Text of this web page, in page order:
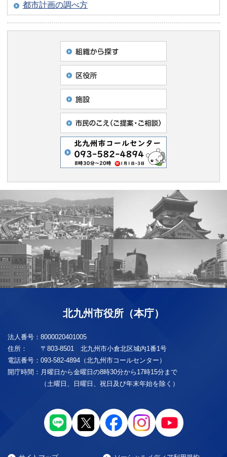
都市計画の調べ方
北九州市役所（本庁）
法人番号： 8000020401005
住所：
〒803-8501 北九州市小倉北区城内1番1号
電話番号： 093-582-4894（北九州市コールセンター）
開庁時間： 月曜日から金曜日の8時30分から17時15分まで
（土曜日、日曜日、祝日及び年末年始を除く）